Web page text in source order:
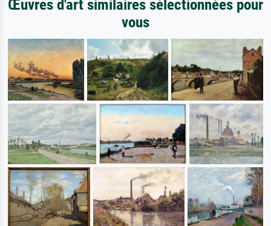
Œuvres d'art similaires sélectionnées pour
vous